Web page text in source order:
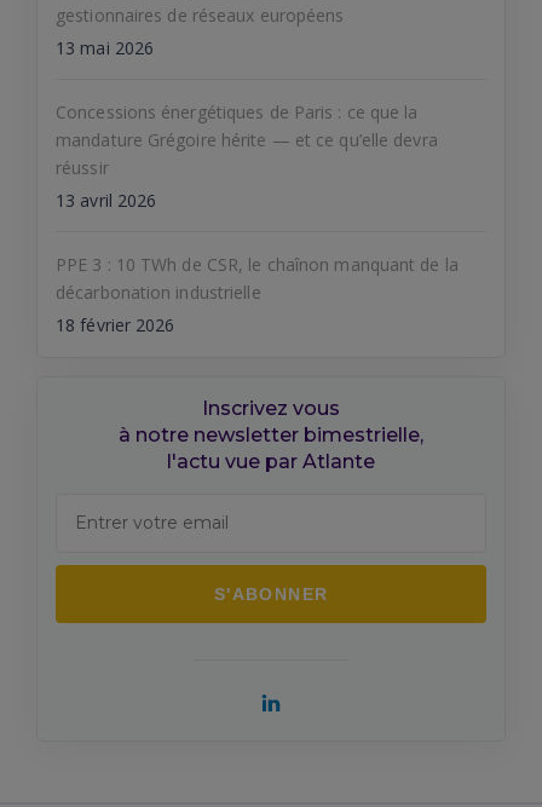
gestionnaires de réseaux européens
13 mai 2026
Concessions énergétiques de Paris : ce que la
mandature Grégoire hérite — et ce qu’elle devra
réussir
13 avril 2026
PPE 3 : 10 TWh de CSR, le chaînon manquant de la
décarbonation industrielle
18 février 2026
Inscrivez vous
à notre newsletter bimestrielle,
l'actu vue par Atlante